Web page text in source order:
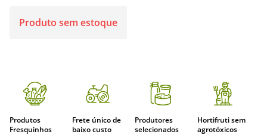
Produto sem estoque
Produtos
Fresquinhos
Frete único de
baixo custo
Produtores
selecionados
Hortifruti sem
agrotóxicos